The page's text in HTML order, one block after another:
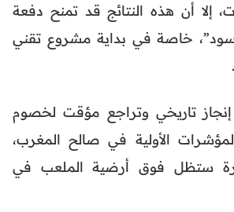
إلا أن هذه النتائج قد تمنح دفعة
خاصة في بداية مشروع تقني
تاريخي وتراجع مؤقت لخصوم
الأولية في صالح المغرب،
ستظل فوق أرضية الملعب في